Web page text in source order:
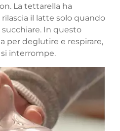
La tettarella ha
il latte solo quando
In questo
per deglutire e respirare,
interrompe.